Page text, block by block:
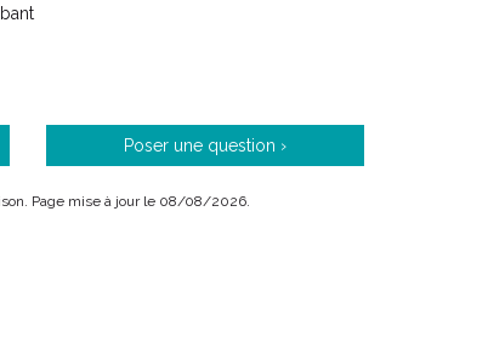
fibres de renfort est un pansement doux,
Poser une question ›
Page mise à jour le 08/08/2026.